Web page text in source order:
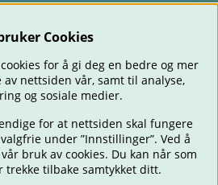
BABY SPISE & MATE
REISE
LEKER TILBUD
OUTLET
Cookies
for å gi deg en bedre og mer
nettsiden vår, samt til analyse,
og sosiale medier.
for at nettsiden skal fungere
under ”Innstillinger”. Ved å
bruk av cookies. Du kan når som
trekke tilbake samtykket ditt.